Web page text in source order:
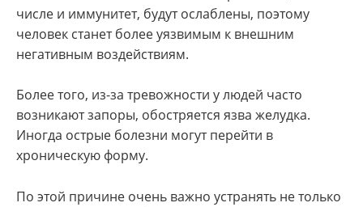
числе и иммунитет, будут ослаблены, поэтому
человек станет более уязвимым к внешним
негативным воздействиям.
Более того, из-за тревожности у людей часто
возникают запоры, обостряется язва желудка.
Иногда острые болезни могут перейти в
хроническую форму.
По этой причине очень важно устранять не только